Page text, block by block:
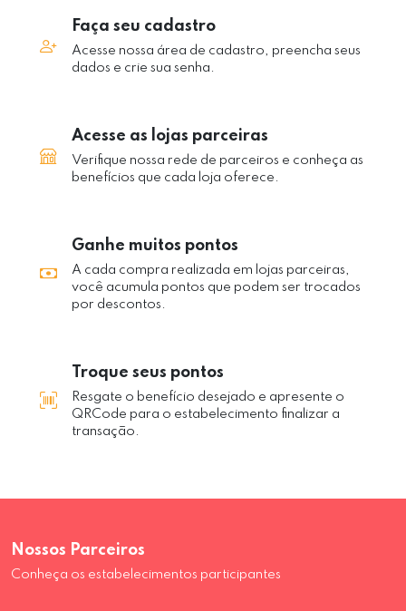
Faça seu cadastro
Acesse nossa área de cadastro, preencha seus
dados e crie sua senha.
Acesse as lojas parceiras
Verifique nossa rede de parceiros e conheça as
benefícios que cada loja oferece.
Ganhe muitos pontos
A cada compra realizada em lojas parceiras,
você acumula pontos que podem ser trocados
por descontos.
Troque seus pontos
Resgate o benefício desejado e apresente o
QRCode para o estabelecimento finalizar a
transação.
Nossos Parceiros
Conheça os estabelecimentos participantes